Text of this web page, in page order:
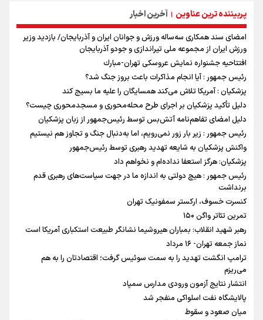
پربیننده ترین عناوین | آخرین اخبار
امضای سند همکاری سه‌ساله ورزش و جوانان ایران و آذربایجان/ بازدید وزیر
ورزش ایران از مجموعه ملی تیراندازی و جودو آذربایجان
افتتاحیه جشنواره نمايش عروسكى تهران-مبارك
رئیس جمهور : آیا انجام مذاکرات باعث بروز جنگ شد؟
پزشکیان : آمریکا تلاش می‌کند همسایگان را علیه ما بسیج کند
دلیل تأکید پزشکیان بر اجرای طرح محله‌محوری و مسجدمحوری چیست؟
دلیل امضای تفاهم‌نامه آتش‌بس توسط رئیس‌جمهور از زبان پزشکیان
رئیس جمهور : زیر بار زور نمی‌رویم، اما به‌دنبال جنگ و تجاوز هم نیستیم
واکنش پزشکیان به شایعه تهدید رهبری توسط رئیس‌جمهور
پزشکیان: هرگز استعفا نداده‌ام و نخواهم داد
رئیس جمهور : هیچ دولتی به اندازه ما در جهت سیاست‌های رهبری قدم
برنداشت
کنسرت خسوف، ارکستر سمفونیک تهران
تمرین تئاتر واگن ۱۵۰
رهبر شهید انقلاب: بمباران هیروشیما نشانگر طبیعت استکباری آمریکا است
نماز جمعه تهران- ۱۶ مرداد
ترامپ انگشت تهدید را به سمت سوئیس گرفت؛ اقتصادتان را به هم
می‌ریزم
انتشار نتایج آزمون ورودی مدارس سمپاد
پالایشگاه نفت اسلواکی منفجر شد
میان صعود و سقوط